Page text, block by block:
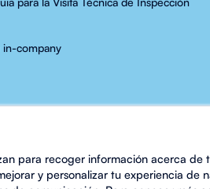
para recoger información acerca
y personalizar tu experiencia de
in-company